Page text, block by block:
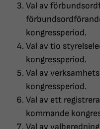
Val av
kongressperiod.
Val av tio
kongressperiod.
Val av
kongressperiod.
Val av ett
kommande